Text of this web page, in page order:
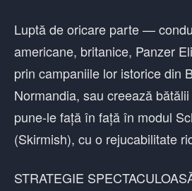
Luptă de oricare parte —
americane, britanice, Panzer
prin campaniile lor istorice din
Normandia, sau creează
pune-le față în față în modul
(Skirmish), cu o rejucabilitate
STRATEGIE